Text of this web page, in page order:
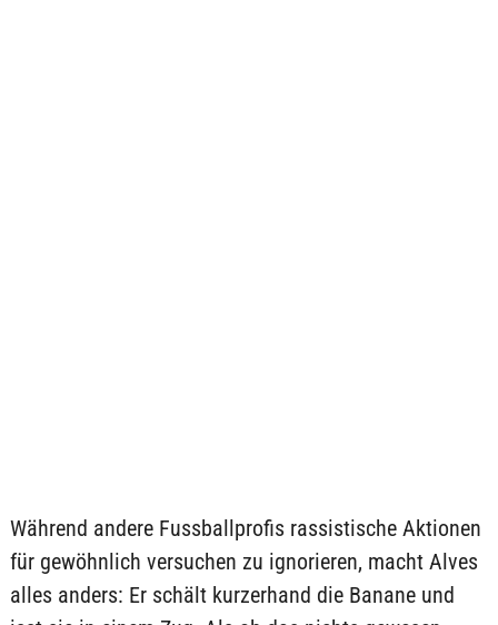
Während andere Fussballprofis rassistische Aktionen
für gewöhnlich versuchen zu ignorieren, macht Alves
alles anders: Er schält kurzerhand die Banane und